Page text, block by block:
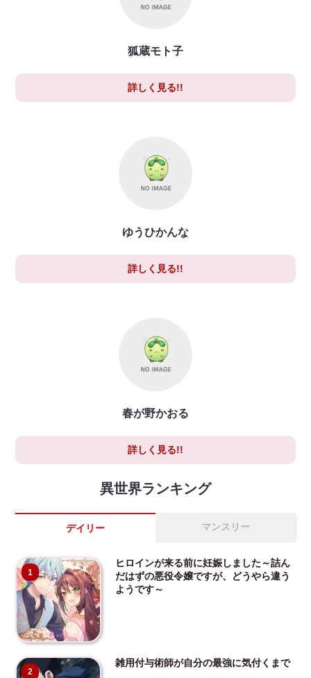
狐蔵モト子
詳しく見る!!
ゆうひかんな
詳しく見る!!
春が野かおる
詳しく見る!!
異世界ランキング
デイリー マンスリー
1
ヒロインが来る前に妊娠しました～詰ん
だはずの悪役令嬢ですが、どうやら違う
ようです～
2
雑用付与術師が自分の最強に気付くまで